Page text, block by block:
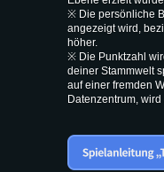
※ Die persönliche
angezeigt wird,
höher.
※ Die Punktzahl
deiner Stammwelt
auf einer fremden
Datenzentrum,